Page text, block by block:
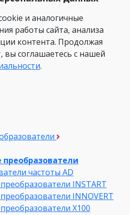
и аналогичные
работы сайта, анализа
контента. Продолжая
вы соглашаетесь с нашей
.
преобразователи
частоты AD
INSTART
INNOVERT
Х100